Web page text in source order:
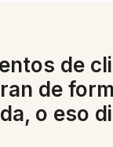
de
de
o eso